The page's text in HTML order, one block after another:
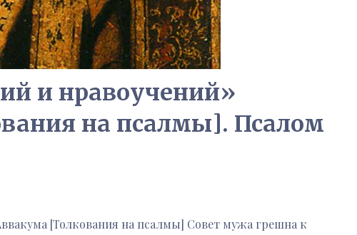
и нравоучений»
на псалмы]. Псалом
[Толкования на псалмы] Совет мужа грешна к